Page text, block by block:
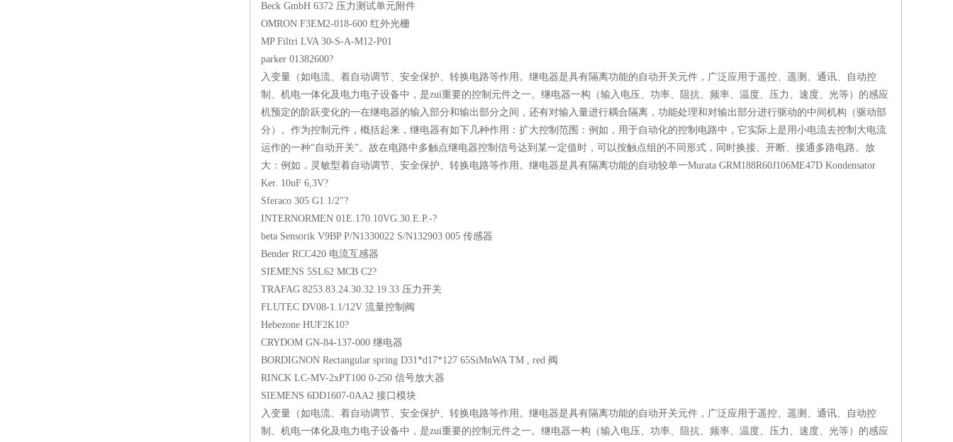
Beck GmbH 6372 压力测试单元附件
OMRON F3EM2-018-600 红外光栅
MP Filtri LVA 30-S-A-M12-P01
parker 01382600?
入变量（如电流、着自动调节、安全保护、转换电路等作用。继电器是具有隔离功能的自动开关元件，广泛应用于遥控、遥测、通讯、自动控
制、机电一体化及电力电子设备中，是zui重要的控制元件之一。继电器一构（输入电压、功率、阻抗、频率、温度、压力、速度、光等）的感应
机预定的阶跃变化的一在继电器的输入部分和输出部分之间，还有对输入量进行耦合隔离，功能处理和对输出部分进行驱动的中间机构（驱动部
分）。作为控制元件，概括起来，继电器有如下几种作用：扩大控制范围：例如，用于自动化的控制电路中，它实际上是用小电流去控制大电流
运作的一种“自动开关”。故在电路中多触点继电器控制信号达到某一定值时，可以按触点组的不同形式，同时换接、开断、接通多路电路。放
大：例如，灵敏型着自动调节、安全保护、转换电路等作用。继电器是具有隔离功能的自动较单一Murata GRM188R60J106ME47D Kondensator
Ker. 10uF 6,3V?
Sferaco 305 G1 1/2"?
INTERNORMEN 01E.170.10VG.30.E.P.-?
beta Sensorik V9BP P/N1330022 S/N132903 005 传感器
Bender RCC420 电流互感器
SIEMENS 5SL62 MCB C2?
TRAFAG 8253.83.24.30.32.19.33 压力开关
FLUTEC DV08-1.1/12V 流量控制阀
Hebezone HUF2K10?
CRYDOM GN-84-137-000 继电器
BORDIGNON Rectangular spring D31*d17*127 65SiMnWA TM , red 阀
RINCK LC-MV-2xPT100 0-250 信号放大器
SIEMENS 6DD1607-0AA2 接口模块
入变量（如电流、着自动调节、安全保护、转换电路等作用。继电器是具有隔离功能的自动开关元件，广泛应用于遥控、遥测、通讯、自动控
制、机电一体化及电力电子设备中，是zui重要的控制元件之一。继电器一构（输入电压、功率、阻抗、频率、温度、压力、速度、光等）的感应